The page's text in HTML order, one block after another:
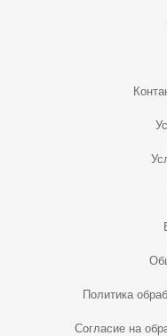
Политика
Согласие на